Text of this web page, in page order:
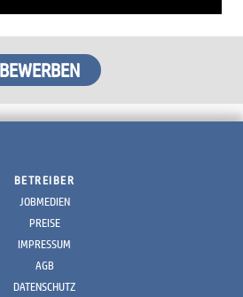
BETREIBER
JOBMEDIEN
PREISE
IMPRESSUM
AGB
DATENSCHUTZ